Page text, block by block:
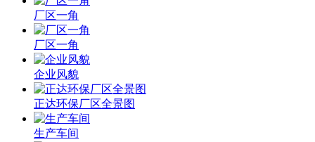
厂区一角
厂区一角
企业风貌
正达环保厂区全景图
生产车间